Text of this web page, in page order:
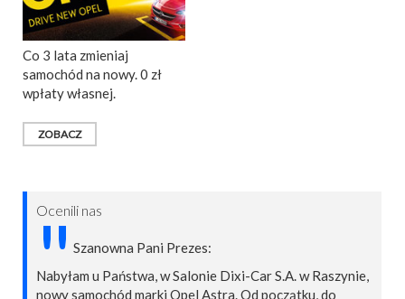
Co 3 lata zmieniaj
samochód na nowy. 0 zł
wpłaty własnej.
ZOBACZ
Ocenili nas
"Szanowna Pani Prezes:
Nabyłam u Państwa, w Salonie Dixi-Car S.A. w Raszynie,
nowy samochód marki Opel Astra. Od początku, do